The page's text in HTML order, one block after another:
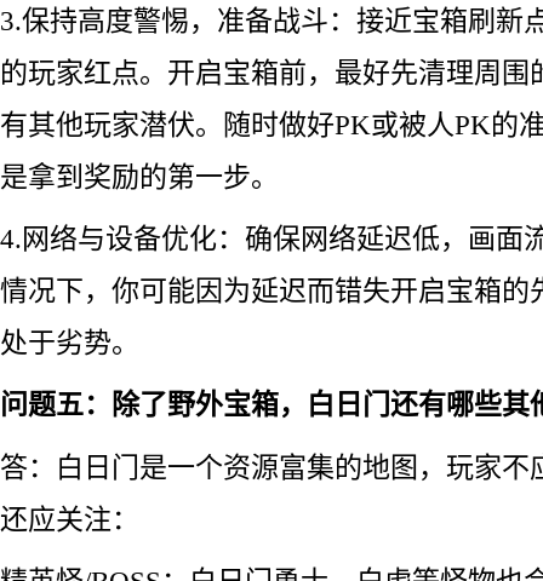
3.保持高度警惕，准备战斗：接近宝箱刷新
的玩家红点。开启宝箱前，最好先清理周围
有其他玩家潜伏。随时做好PK或被人PK的
是拿到奖励的第一步。
4.网络与设备优化：确保网络延迟低，画面
情况下，你可能因为延迟而错失开启宝箱的
处于劣势。
问题五：除了野外宝箱，白日门还有哪些其
答：白日门是一个资源富集的地图，玩家不
还应关注：